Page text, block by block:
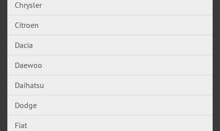
Chrysler
Citroen
Dacia
Daewoo
Daihatsu
Dodge
Fiat